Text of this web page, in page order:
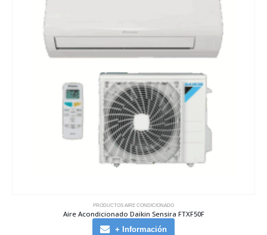
PRODUCTOS AIRE CONDICIONADO
Aire Acondicionado Daikin Sensira FTXF50F
+ Información